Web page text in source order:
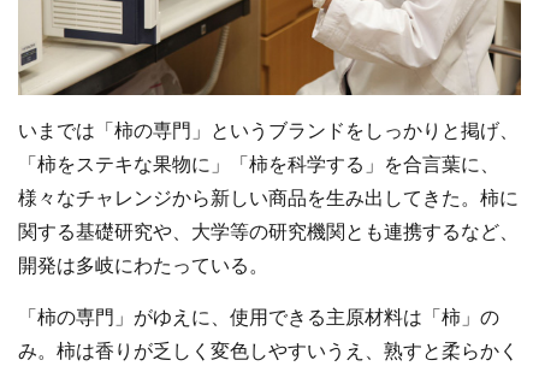
いまでは「柿の専門」というブランドをしっかりと掲げ、
「柿をステキな果物に」「柿を科学する」を合言葉に、
様々なチャレンジから新しい商品を生み出してきた。柿に
関する基礎研究や、大学等の研究機関とも連携するなど、
開発は多岐にわたっている。
「柿の専門」がゆえに、使用できる主原材料は「柿」の
み。柿は香りが乏しく変色しやすいうえ、熟すと柔らかく